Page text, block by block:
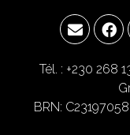
Tél. : +230 268
BRN: